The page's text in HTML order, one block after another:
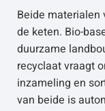
Beide materialen
de keten. Bio-
duurzame
recyclaat vraagt
inzameling en
van beide is